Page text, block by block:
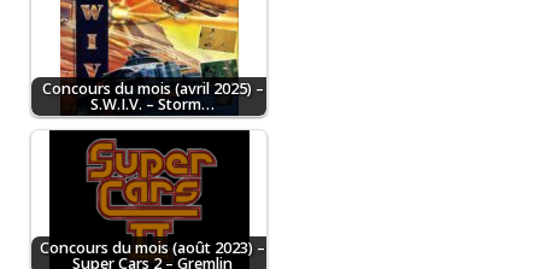
Concours du mois (avril 2025) –
S.W.I.V. – Storm…
Concours du mois (août 2023) –
Super Cars 2 – Gremlin